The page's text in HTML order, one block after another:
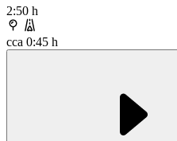
2:50 h
cca 0:45 h